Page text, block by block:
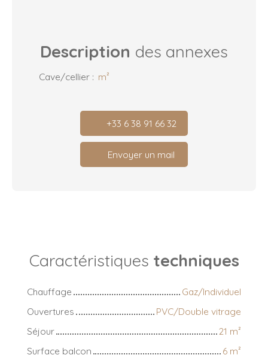
Description des annexes
Cave/cellier : m²
+33 6 38 91 66 32
Envoyer un mail
Caractéristiques techniques
Chauffage
Gaz/Individuel
Ouvertures
PVC/Double vitrage
Séjour
21 m²
Surface balcon
6 m²